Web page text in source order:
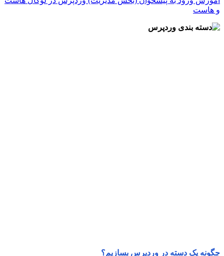
و هاست
چگونه یک دسته در وردپرس بسازیم؟